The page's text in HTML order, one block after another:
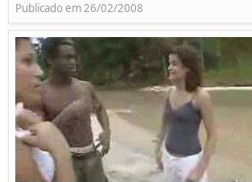
Publicado em 26/02/2008